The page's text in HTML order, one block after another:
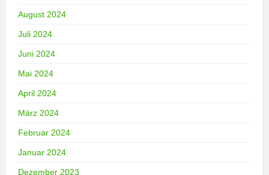
August 2024
Juli 2024
Juni 2024
Mai 2024
April 2024
März 2024
Februar 2024
Januar 2024
Dezember 2023